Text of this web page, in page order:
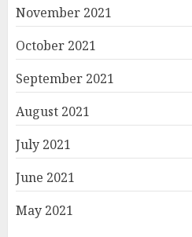
November 2021
October 2021
September 2021
August 2021
July 2021
June 2021
May 2021